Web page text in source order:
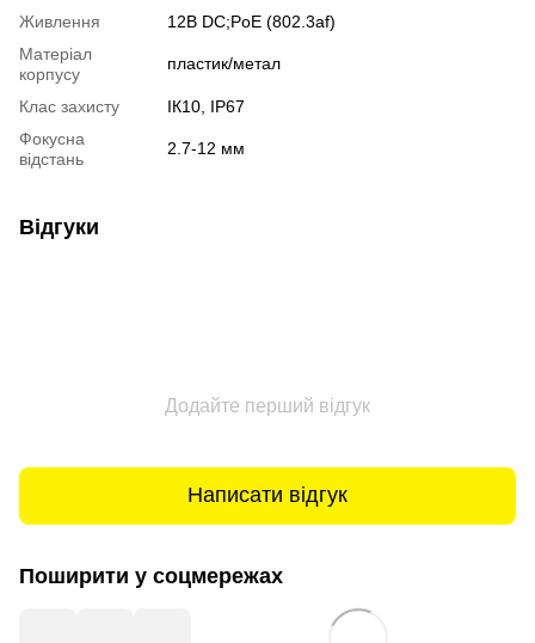
Живлення
12В DС;PoE (802.3af)
Матеріал
корпусу
пластик/метал
Клас захисту
ІК10, IP67
Фокусна
відстань
2.7-12 мм
Відгуки
Додайте перший відгук
Написати відгук
Поширити у соцмережах